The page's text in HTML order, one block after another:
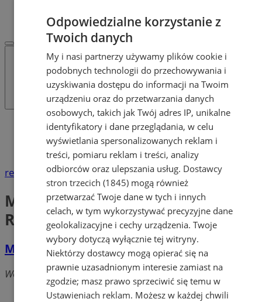
WSPÓŁPRACA
Katalog firm
Rozrywka, Rekreacja
Miejski Ośrodek Sportu i Rekreacji
reklama
Miejski Ośrodek Sportu i
Rekreacji
MOSiR - Miejski Ośrodek Sportu i Rekreacji
Wolności, 44-240 Żory
Odpowiedzialne korzystanie z
Twoich danych
My i nasi partnerzy używamy plików cookie i
podobnych technologii do przechowywania i
uzyskiwania dostępu do informacji na Twoim
urządzeniu oraz do przetwarzania danych
osobowych, takich jak Twój adres IP, unikalne
identyfikatory i dane przeglądania, w celu
wyświetlania spersonalizowanych reklam i
treści, pomiaru reklam i treści, analizy
odbiorców oraz ulepszania usług. Dostawcy
stron trzecich (1845) mogą również
przetwarzać Twoje dane w tych i innych
celach, w tym wykorzystywać precyzyjne dane
geolokalizacyjne i cechy urządzenia. Twoje
wybory dotyczą wyłącznie tej witryny.
Niektórzy dostawcy mogą opierać się na
prawnie uzasadnionym interesie zamiast na
zgodzie; masz prawo sprzeciwić się temu w
Ustawieniach reklam. Możesz w każdej chwili